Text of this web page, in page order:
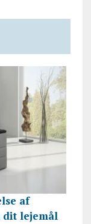
af
dit lejemål